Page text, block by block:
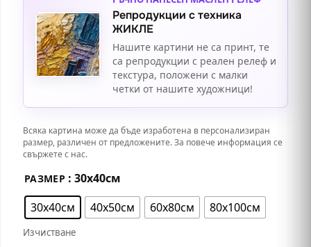
Репродукции с техника
ЖИКЛЕ
Нашите картини не са принт, те
са репродукции с реален релеф и
текстура, положени с малки
четки от нашите художници!
Всяка картина може да бъде изработена в персонализиран
размер, различен от предложените. За повече информация се
свържете с нас.
РАЗМЕР : 30х40см
30х40см
40х50см 60х80см 80х100см
Изчистване